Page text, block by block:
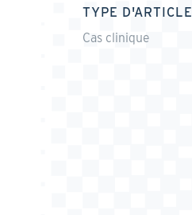
TYPE D'ARTICLE
Cas clinique